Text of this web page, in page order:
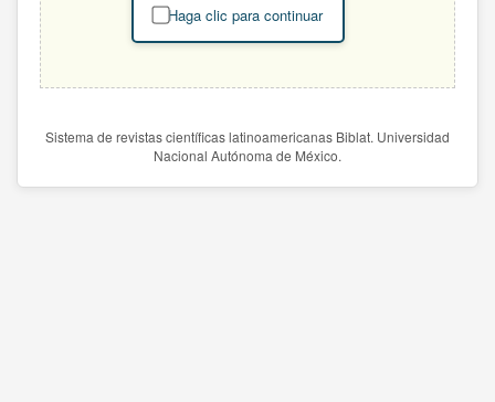
Haga clic para continuar
Sistema de revistas científicas latinoamericanas Biblat. Universidad
Nacional Autónoma de México.